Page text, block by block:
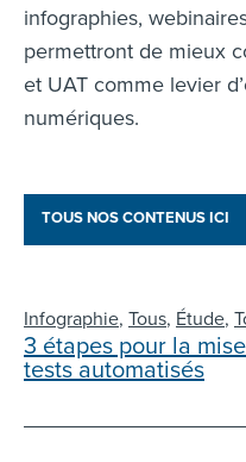
infographies,
permettront de mieux
et UAT comme levier
numériques.
TOUS NOS CONTENUS ICI
Infographie, Tous, Étude,
3 étapes pour la
tests automatisés